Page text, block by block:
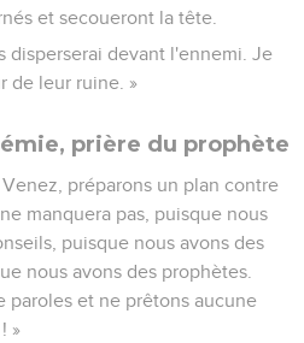
et secoueront la tête.
disperserai devant l'ennemi. Je
de leur ruine. »
prière du prophète
préparons un plan contre
manquera pas, puisque nous
puisque nous avons des
nous avons des prophètes.
paroles et ne prêtons aucune
»